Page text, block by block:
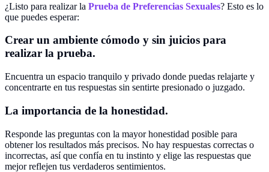
¿Listo para realizar la Prueba de Preferencias Sexuales? Esto es lo
que puedes esperar:
Crear un ambiente cómodo y sin juicios para
realizar la prueba.
Encuentra un espacio tranquilo y privado donde puedas relajarte y
concentrarte en tus respuestas sin sentirte presionado o juzgado.
La importancia de la honestidad.
Responde las preguntas con la mayor honestidad posible para
obtener los resultados más precisos. No hay respuestas correctas o
incorrectas, así que confía en tu instinto y elige las respuestas que
mejor reflejen tus verdaderos sentimientos.